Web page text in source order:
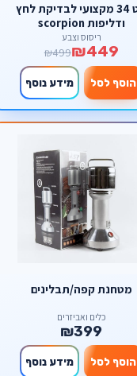
סט 34 מקצועי לבדיקת לחץ
ודליפות scorpion
ריסוס וצבע
₪449
₪499
הוסף לסל מידע נוסף
מטחנת קפה/תבלינים
כלים ואביזרים
₪399
הוסף לסל מידע נוסף